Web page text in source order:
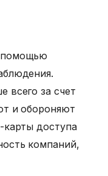
помощью
всего за счет
и обороняют
карты доступа
компаний,